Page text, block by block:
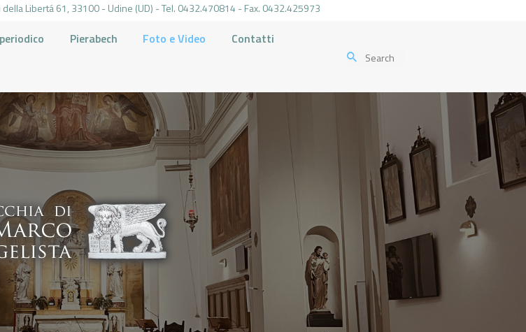
Libertá 61, 33100 - Udine (UD) - Tel. 0432.470814 - Fax. 0432.425973
Pierabech Foto e Video Contatti